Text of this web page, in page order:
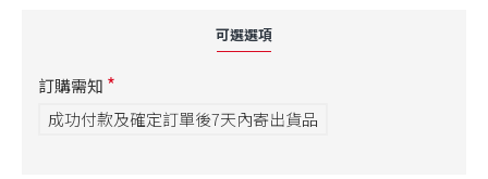
可選選項
訂購需知
成功付款及確定訂單後7天內寄出貨品